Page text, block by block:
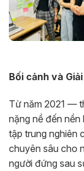
Bối cảnh và
Từ năm 2021 —
nặng nề đến
tập trung nghiên
chuyên sâu cho
người đứng sau